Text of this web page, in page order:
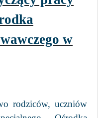
w
rodziców, uczniów